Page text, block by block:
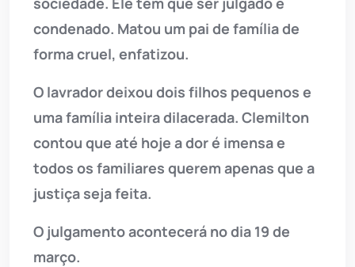
condenado. Matou um pai de família de
forma cruel, enfatizou.
O lavrador deixou dois filhos pequenos e
uma família inteira dilacerada. Clemilton
contou que até hoje a dor é imensa e
todos os familiares querem apenas que a
justiça seja feita.
O julgamento acontecerá no dia 19 de
março.